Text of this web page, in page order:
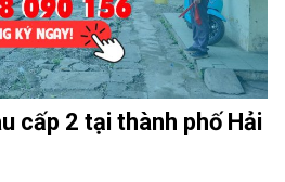
cấp 2 tại thành phố Hải